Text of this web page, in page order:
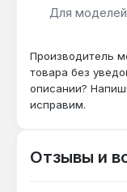
функционала
отопления при
между
Подходит для
котла.
Для моделей
Производитель
товара без
описании?
исправим.
Отзывы и